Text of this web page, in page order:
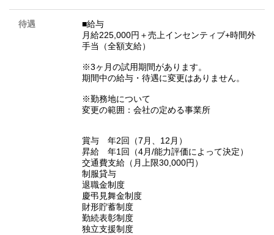
待遇
■給与
月給225,000円＋売上インセンティブ+時間外
手当（全額支給）
※3ヶ月の試用期間があります。
期間中の給与・待遇に変更はありません。
※勤務地について
変更の範囲：会社の定める事業所
賞与 年2回（7月、12月）
昇給 年1回（4月/能力評価によって決定）
交通費支給（月上限30,000円）
制服貸与
退職金制度
慶弔見舞金制度
財形貯蓄制度
勤続表彰制度
独立支援制度